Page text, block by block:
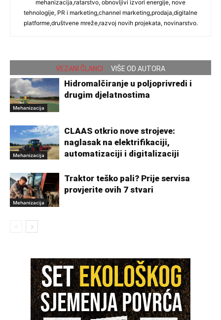
mehanizacija,ratarstvo, obnovljivi izvori energije, nove
tehnologije, PR i marketing,channel marketing,prodaja,digitalne
platforme,društvene mreže,razvoj novih projekata, novinarstvo.
VEZANI ČLANCI VIŠE OD AUTORA
Mehanizacija
Hidromalčiranje u poljoprivredi i
drugim djelatnostima
Mehanizacija
CLAAS otkrio nove strojeve:
naglasak na elektrifikaciji,
automatizaciji i digitalizaciji
Mehanizacija
Traktor teško pali? Prije servisa
provjerite ovih 7 stvari